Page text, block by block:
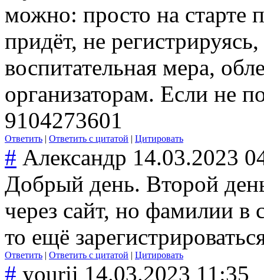
можно: просто на старте
придёт, не
воспитательная мера,
организаторам. Если не
9104273601
Ответить | Ответить с цитатой | Цитировать
# Александр 14.03.2023
Добрый день. Второй
через сайт, но фамилии
то ещё зарегистрироват
Ответить | Ответить с цитатой | Цитировать
# yourii 14.03.2023 11:35